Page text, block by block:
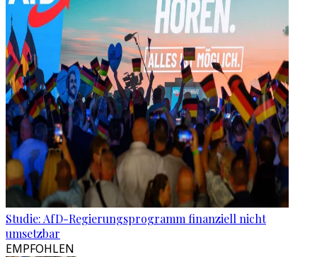
Studie: AfD-Regierungsprogramm finanziell nicht
umsetzbar
EMPFOHLEN